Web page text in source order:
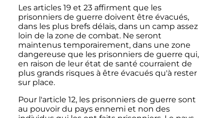
Les articles 19 et 23 affirment que les
prisonniers de guerre doivent être évacués,
dans les plus brefs délais, dans un camp assez
loin de la zone de combat. Ne seront
maintenus temporairement, dans une zone
dangereuse que les prisonniers de guerre qui,
en raison de leur état de santé courraient de
plus grands risques à être évacués qu'à rester
sur place.
Pour l'article 12, les prisonniers de guerre sont
au pouvoir du pays ennemi et non des